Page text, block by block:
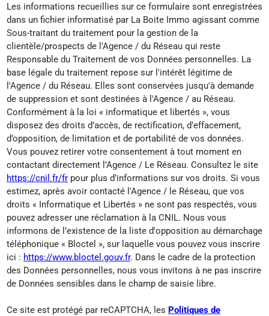
Les informations recueillies sur ce formulaire sont enregistrées
dans un fichier informatisé par La Boite Immo agissant comme
Sous-traitant du traitement pour la gestion de la
clientèle/prospects de l'Agence / du Réseau qui reste
Responsable du Traitement de vos Données personnelles. La
base légale du traitement repose sur l'intérêt légitime de
l'Agence / du Réseau. Elles sont conservées jusqu'à demande
de suppression et sont destinées à l'Agence / au Réseau.
Conformément à la loi « informatique et libertés », vous
disposez des droits d’accès, de rectification, d’effacement,
d’opposition, de limitation et de portabilité de vos données.
Vous pouvez retirer votre consentement à tout moment en
contactant directement l’Agence / Le Réseau. Consultez le site
https://cnil.fr/fr pour plus d’informations sur vos droits. Si vous
estimez, après avoir contacté l'Agence / le Réseau, que vos
droits « Informatique et Libertés » ne sont pas respectés, vous
pouvez adresser une réclamation à la CNIL. Nous vous
informons de l’existence de la liste d'opposition au démarchage
téléphonique « Bloctel », sur laquelle vous pouvez vous inscrire
ici : https://www.bloctel.gouv.fr. Dans le cadre de la protection
des Données personnelles, nous vous invitons à ne pas inscrire
de Données sensibles dans le champ de saisie libre.
Ce site est protégé par reCAPTCHA, les Politiques de